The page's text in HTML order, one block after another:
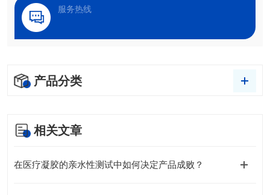
服务热线
产品分类
相关文章
在医疗凝胶的亲水性测试中如何决定产品成败？